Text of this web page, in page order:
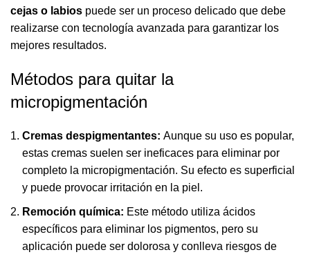
cejas o labios puede ser un proceso delicado que debe
realizarse con tecnología avanzada para garantizar los
mejores resultados.
Métodos para quitar la
micropigmentación
Cremas despigmentantes: Aunque su uso es popular,
estas cremas suelen ser ineficaces para eliminar por
completo la micropigmentación. Su efecto es superficial
y puede provocar irritación en la piel.
Remoción química: Este método utiliza ácidos
específicos para eliminar los pigmentos, pero su
aplicación puede ser dolorosa y conlleva riesgos de